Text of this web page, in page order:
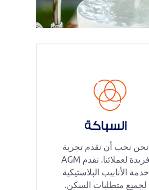
السباكة
نحن نحب أن نقدم تجربة
فريدة لعملائنا. تقدم AGM
خدمة الأنابيب البلاستيكية
لجميع متطلبات السكن.